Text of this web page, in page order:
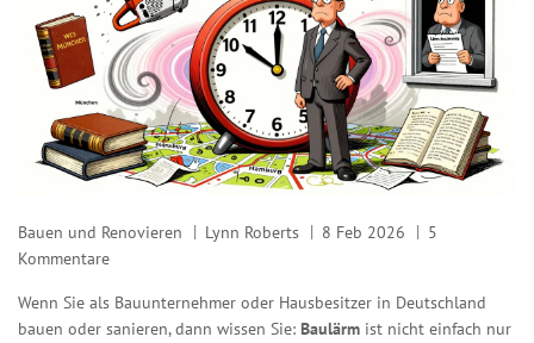
Bauen und Renovieren Lynn Roberts 8 Feb 2026
5
Kommentare
Wenn Sie als Bauunternehmer oder Hausbesitzer in Deutschland
bauen oder sanieren, dann wissen Sie: Baulärm ist nicht einfach nur